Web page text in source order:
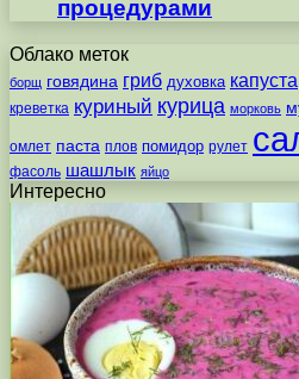
процедурами
Облако меток
борщ говядина гриб духовка капуста
креветка куриный курица морковь
омлет паста плов помидор рулет
фасоль шашлык яйцо
Интересно